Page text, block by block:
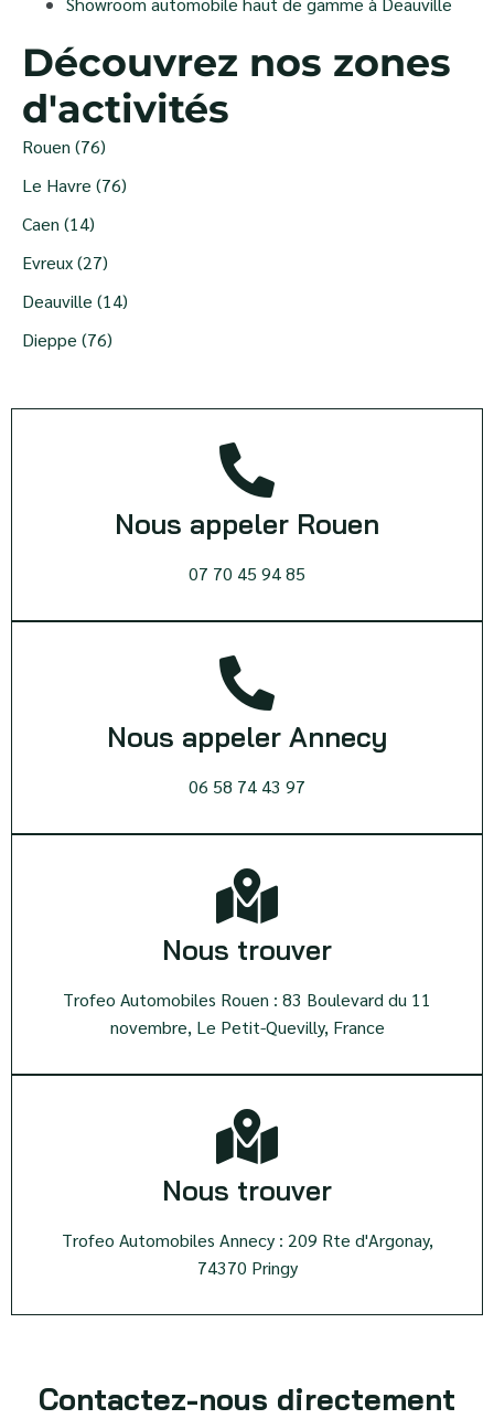
Découvrez nos zones
d'activités
Rouen (76)
Le Havre (76)
Caen (14)
Evreux (27)
Deauville (14)
Dieppe (76)
Nous appeler Rouen
07 70 45 94 85
Nous appeler Annecy
06 58 74 43 97
Nous trouver
Trofeo Automobiles Rouen : 83 Boulevard du 11
novembre, Le Petit-Quevilly, France
Nous trouver
Trofeo Automobiles Annecy : 209 Rte d'Argonay,
74370 Pringy
Contactez-nous directement